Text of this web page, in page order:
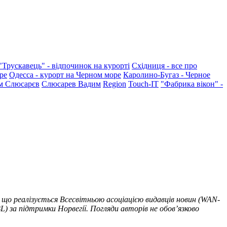
- відпочинок на курорті Східниця - все про
Одесса - курорт на Черном море Каролино-Бугаз - Черное
Слюсарєв Слюсарев Вадим Region Touch-IT "Фабрика вікон" -
Всесвітньою асоціацією видавців новин (WAN-
підтримки Норвегії. Погляди авторів не обов’язково